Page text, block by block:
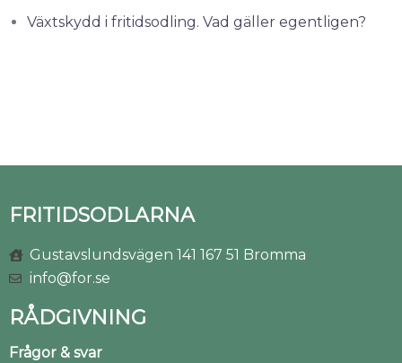
Växtskydd i fritidsodling. Vad gäller egentligen?
FRITIDSODLARNA
Gustavslundsvägen 141 167 51 Bromma
info@for.se
RÅDGIVNING
Frågor & svar